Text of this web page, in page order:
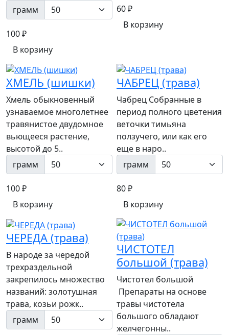
грамм
100 ₽
В корзину
60 ₽
В корзину
ХМЕЛЬ (шишки)
Хмель обыкновенный
узнаваемое многолетнее
травянистое двудомное
вьющееся растение,
высотой до 5..
грамм
100 ₽
В корзину
ЧАБРЕЦ (трава)
Чабрец Собранные в
период полного цветения
веточки тимьяна
ползучего, или как его
еще в наро..
грамм
80 ₽
В корзину
ЧЕРЕДА (трава)
В народе за чередой
трехраздельной
закрепилось множество
названий: золотушная
трава, козьи рожк..
грамм
ЧИСТОТЕЛ
большой (трава)
Чистотел большой
Препараты на основе
травы чистотела
большого обладают
желчегонны..